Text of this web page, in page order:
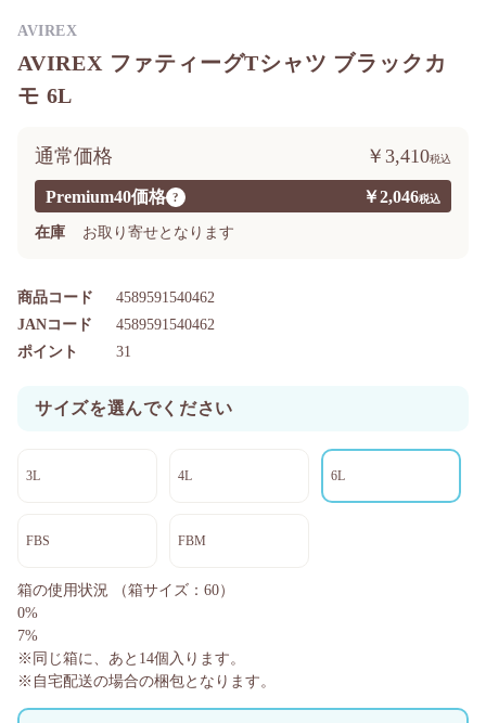
AVIREX ファティーグTシャツ ブラックカ
モ 6L
Premium40価格 ? ￥2,046
通常価格 ￥3,410
在庫 お取り寄せとなります
商品コード 4589591540462
ポイント 31
JANコード 4589591540462
サイズを選んでください
3L 4L 6L
FBS FBM
AVIREX
箱の使用状況
（箱サイズ：60）
0%
7%
※同じ箱に、あと 14個入ります。
※自宅配送の場合の梱包となります。